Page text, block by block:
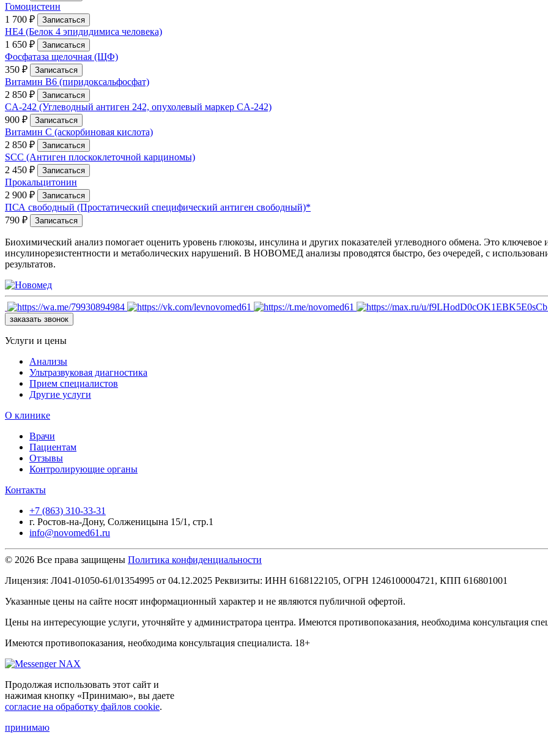
Гомоцистеин
1 700 ₽
Записаться
HE4 (Белок 4 эпидидимиса человека)
1 650 ₽
Записаться
Фосфатаза щелочная (ЩФ)
350 ₽
Записаться
Витамин В6 (пиридоксальфосфат)
2 850 ₽
Записаться
CA-242 (Углеводный антиген 242, опухолевый маркер CA-242)
900 ₽
Записаться
Витамин С (аскорбиновая кислота)
2 850 ₽
Записаться
SCC (Антиген плоскоклеточной карциномы)
2 450 ₽
Записаться
Прокальцитонин
2 900 ₽
Записаться
ПСА свободный (Простатический специфический антиген свободный)*
790 ₽
Записаться
Биохимический анализ помогает оценить уровень глюкозы, инсулина и других показателей углеводного обмена. Это ключевое
инсулинорезистентности и метаболических нарушений. В НОВОМЕД анализы проводятся быстро, без очередей, с
результатов.
заказать звонок
Услуги и цены
Анализы
Ультразвуковая диагностика
Прием специалистов
Другие услуги
О клинике
Врачи
Пациентам
Отзывы
Контролирующие органы
Контакты
+7 (863) 310-33-31
г. Ростов-на-Дону, Солженицына 15/1, стр.1
info@novomed61.ru
© 2026 Все права защищены Политика конфиденциальности
Лицензия: Л041-01050-61/01354995 от 04.12.2025 Реквизиты: ИНН 6168122105, ОГРН 1246100004721, КПП 616801001
Указанные цены на сайте носят информационный характер и не являются публичной офертой.
Цены на интересующие услуги, уточняйте у администратора центра. Имеются противопоказания, необходима консультация
Имеются противопоказания, необходима консультация специалиста. 18+
Продолжая использовать этот сайт и
нажимая кнопку «Принимаю», вы даете
согласие на обработку файлов cookie.
принимаю